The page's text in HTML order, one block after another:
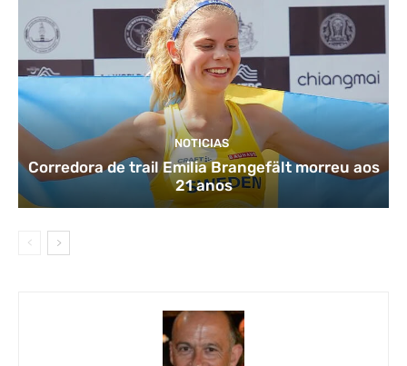
NOTICIAS
Corredora de trail Emilia Brangefält morreu aos
21 anos